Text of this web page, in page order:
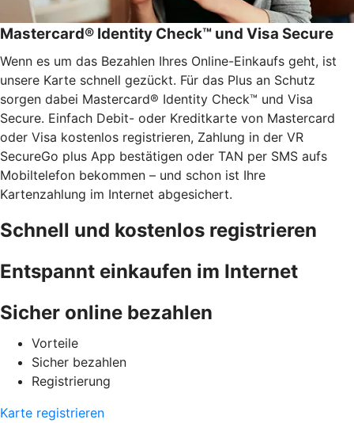
Mastercard® Identity Check™ und Visa Secure
Wenn es um das Bezahlen Ihres Online-Einkaufs geht, ist
unsere Karte schnell gezückt. Für das Plus an Schutz
sorgen dabei Mastercard® Identity Check™ und Visa
Secure. Einfach Debit- oder Kreditkarte von Mastercard
oder Visa kostenlos registrieren, Zahlung in der VR
SecureGo plus App bestätigen oder TAN per SMS aufs
Mobiltelefon bekommen – und schon ist Ihre
Kartenzahlung im Internet abgesichert.
Schnell und kostenlos registrieren
Entspannt einkaufen im Internet
Sicher online bezahlen
Vorteile
Sicher bezahlen
Registrierung
Karte registrieren